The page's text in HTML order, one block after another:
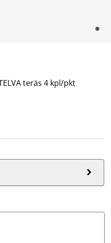
teräs 4 kpl/pkt
